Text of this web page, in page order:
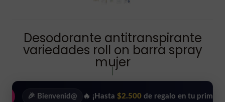
Desodorante antitranspirante
variedades roll on barra spray
mujer
🎉 Bienvenid@ 🔥 ¡Hasta $2.500de regalo en tu primera